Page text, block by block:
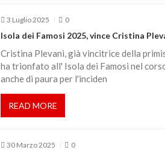
3 Luglio 2025 0
Isola dei Famosi 2025, vince Cristina
Cristina Plevani, già vincitrice della
ha trionfato all' Isola dei Famosi nel
anche di paura per l'inciden
READ MORE
30 Marzo 2025 0